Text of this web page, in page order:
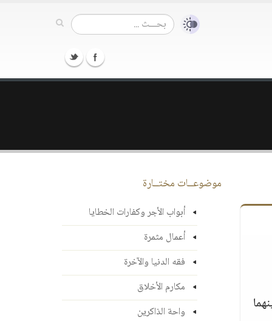
موضوعــات مختــارة
أبواب الأجر وكفارات الخطايا
أعمال مثمرة
فقه الدنيا والآخرة
مكارم الأخلاق
واحة الذاكرين